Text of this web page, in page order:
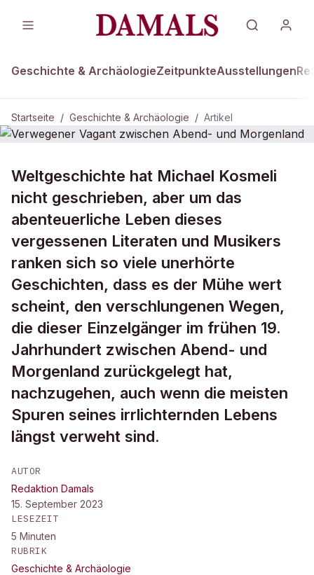
Geschichte & ArchäologieZeitpunkteAusstellungen
Startseite / Geschichte & Archäologie / Artikel
GESCHICHTE & ARCHÄOLOGIE
Verwegener Vagant zwischen
Abend- und Morgenland
Weltgeschichte hat Michael Kosmeli
nicht geschrieben, aber um das
abenteuerliche Leben dieses
vergessenen Literaten und Musikers
ranken sich so viele unerhörte
Geschichten, dass es der Mühe wert
scheint, den verschlungenen Wegen,
die dieser Einzelgänger im frühen 19.
Jahrhundert zwischen Abend- und
Morgenland zurückgelegt hat,
nachzugehen, auch wenn die meisten
Spuren seines irrlichternden Lebens
längst verweht sind.
AUTOR
Redaktion Damals
15. September 2023
LESEZEIT
5 Minuten
RUBRIK
Geschichte & Archäologie